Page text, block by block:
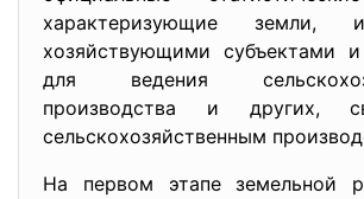
характеризующие земли,
хозяйствующими субъектами
для ведения
производства и других,
сельскохозяйственным
На первом этапе земельной